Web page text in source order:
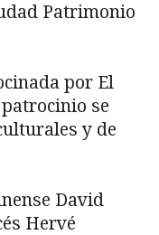
Patrimonio
por El
se
y de
David
Hervé